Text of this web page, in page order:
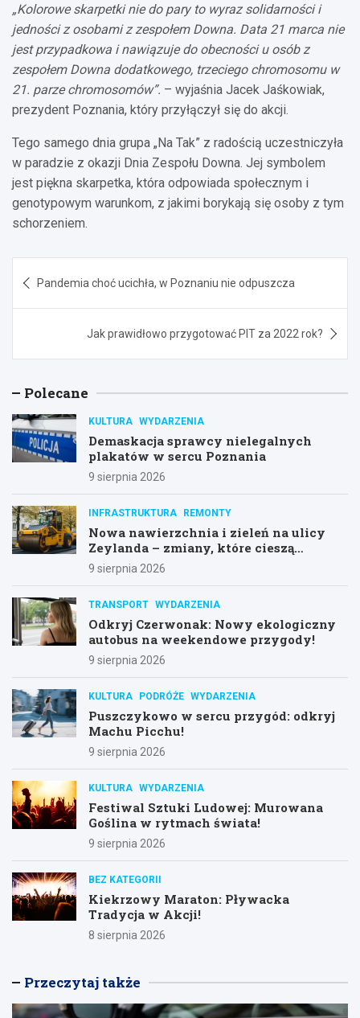
„Kolorowe skarpetki nie do pary to wyraz solidarności i
jedności z osobami z zespołem Downa. Data 21 marca nie
jest przypadkowa i nawiązuje do obecności u osób z
zespołem Downa dodatkowego, trzeciego chromosomu w
21. parze chromosomów”. – wyjaśnia Jacek Jaśkowiak,
prezydent Poznania, który przyłączył się do akcji.
Tego samego dnia grupa „Na Tak” z radością uczestniczyła
w paradzie z okazji Dnia Zespołu Downa. Jej symbolem
jest piękna skarpetka, która odpowiada społecznym i
genotypowym warunkom, z jakimi borykają się osoby z tym
schorzeniem.
wpisu
Pandemia choć ucichła, w Poznaniu nie odpuszcza
Jak prawidłowo przygotować PIT za 2022 rok?
Polecane
KULTURA WYDARZENIA
Demaskacja sprawcy nielegalnych
plakatów w sercu Poznania
9 sierpnia 2026
INFRASTRUKTURA REMONTY
Nowa nawierzchnia i zieleń na ulicy
Zeylanda – zmiany, które cieszą
mieszkańców
9 sierpnia 2026
TRANSPORT WYDARZENIA
Odkryj Czerwonak: Nowy ekologiczny
autobus na weekendowe przygody!
9 sierpnia 2026
KULTURA PODRÓŻE WYDARZENIA
Puszczykowo w sercu przygód: odkryj
Machu Picchu!
9 sierpnia 2026
KULTURA WYDARZENIA
Festiwal Sztuki Ludowej: Murowana
Goślina w rytmach świata!
9 sierpnia 2026
BEZ KATEGORII
Kiekrzowy Maraton: Pływacka
Tradycja w Akcji!
8 sierpnia 2026
Przeczytaj także